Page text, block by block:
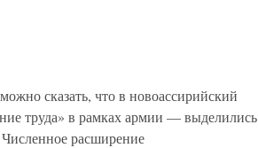
сказать, что в новоассирийский
труда» в рамках армии — выделились
расширение